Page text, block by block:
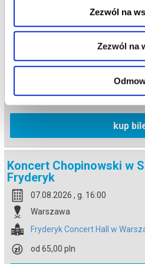
Zezwól na
Zezwól na
Koncert Chopinowski w
Fryderyk
07.08.2026 , g. 14:30
Warszawa
Fryderyk Concert Hall w
od 65,00 pln
kup
Koncert Chopinowski w
Fryderyk
07.08.2026 , g. 16:00
Warszawa
Fryderyk Concert Hall w
od 65,00 pln